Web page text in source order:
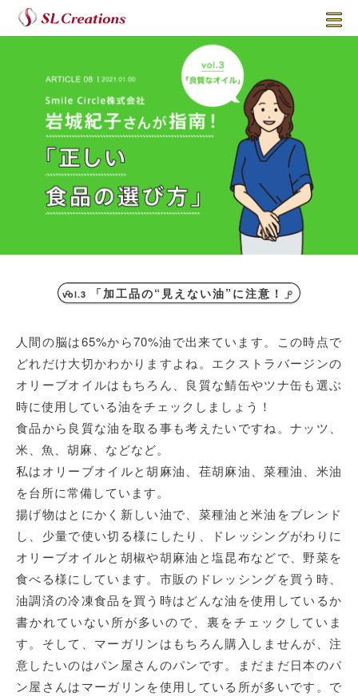
SL Creations
MEN
vol.3 「加工品の“見えない油”に注意！」
人間の脳は65%から70%油で出来ています。この時点で
どれだけ大切かわかりますよね。エクストラバージンの
オリーブオイルはもちろん、良質な鯖缶やツナ缶も選ぶ
時に使用している油をチェックしましょう！
食品から良質な油を取る事も考えたいですね。ナッツ、
米、魚、胡麻、などなど。
私はオリーブオイルと胡麻油、荏胡麻油、菜種油、米油
を台所に常備しています。
揚げ物はとにかく新しい油で、菜種油と米油をブレンド
し、少量で使い切る様にしたり、ドレッシングがわりに
オリーブオイルと胡椒や胡麻油と塩昆布などで、野菜を
食べる様にしています。市販のドレッシングを買う時、
油調済の冷凍食品を買う時はどんな油を使用しているか
書かれていない所が多いので、裏をチェックしていま
す。そして、マーガリンはもちろん購入しませんが、注
意したいのはパン屋さんのパンです。まだまだ日本のパ
ン屋さんはマーガリンを使用している所が多いです。で